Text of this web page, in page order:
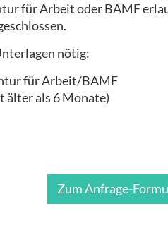
für Arbeit oder BAMF
nötig:
für Arbeit/BAMF
älter als 6 Monate)
Zum Anfrage-